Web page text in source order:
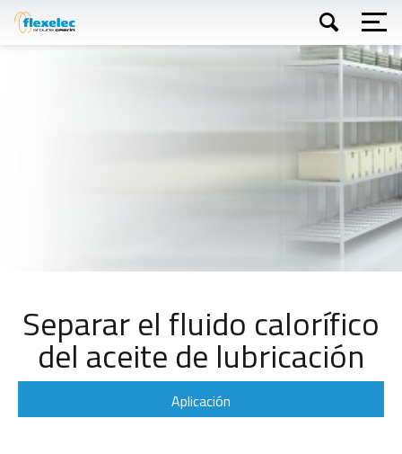
Skip
to
Buscar
Separar el fluido calorífico
del aceite de lubricación
Aplicación